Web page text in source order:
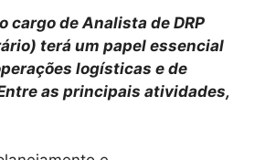
cargo de Analista de DRP
terá um papel essencial
logísticas e de
as principais atividades,